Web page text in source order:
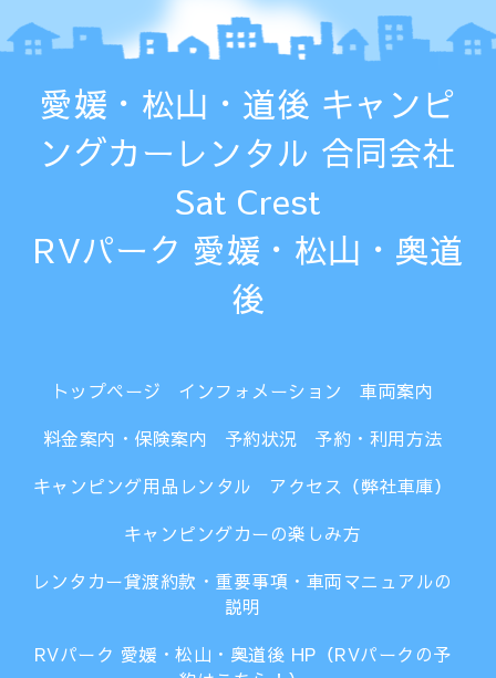
愛媛・松山・道後 キャンピ
ングカーレンタル 合同会社
Sat Crest
RVパーク 愛媛・松山・奥道
後
トップページ インフォメーション
車両案内
料金案内・保険案内
予約状況
予約・利用方法
キャンピング用品レンタル
アクセス（弊社車庫）
キャンピングカーの楽しみ方
レンタカー貸渡約款・重要事項・車両マニュアルの
説明
RVパーク 愛媛・松山・奥道後 HP（RVパークの予